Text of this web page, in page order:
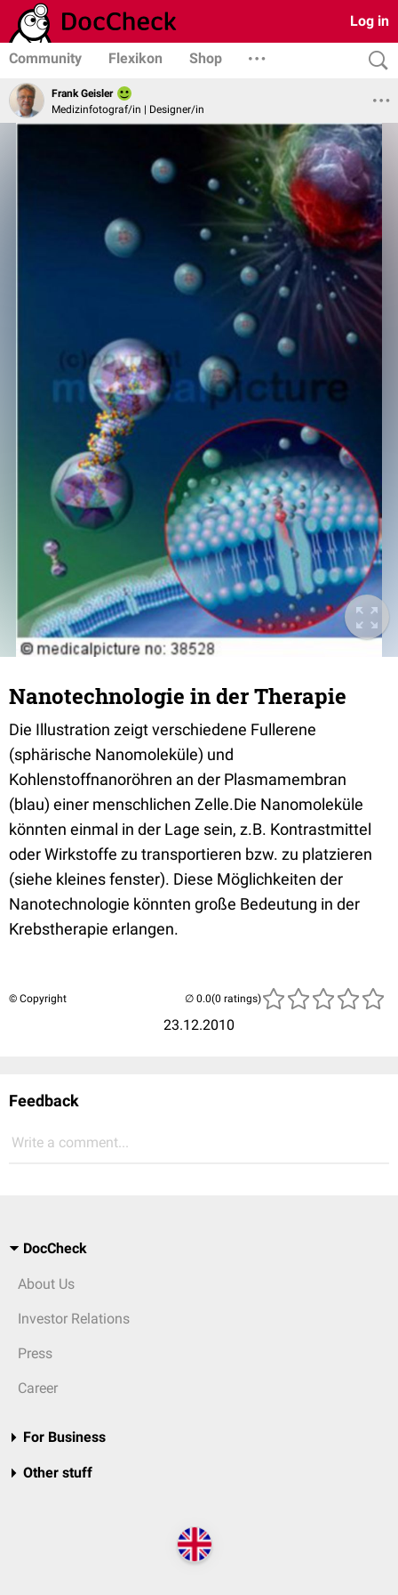
Log in
Community Flexikon Shop
Frank Geisler
Medizinfotograf/in | Designer/in
Nanotechnologie in der Therapie
Die Illustration zeigt verschiedene Fullerene
(sphärische Nanomoleküle) und
Kohlenstoffnanoröhren an der Plasmamembran
(blau) einer menschlichen Zelle.Die Nanomoleküle
könnten einmal in der Lage sein, z.B. Kontrastmittel
oder Wirkstoffe zu transportieren bzw. zu platzieren
(siehe kleines fenster). Diese Möglichkeiten der
Nanotechnologie könnten große Bedeutung in der
Krebstherapie erlangen.
© Copyright
23.12.2010
(0 ratings)
Feedback
Write a comment...
DocCheck
About Us
Investor Relations
Press
Career
For Business
Other stuff